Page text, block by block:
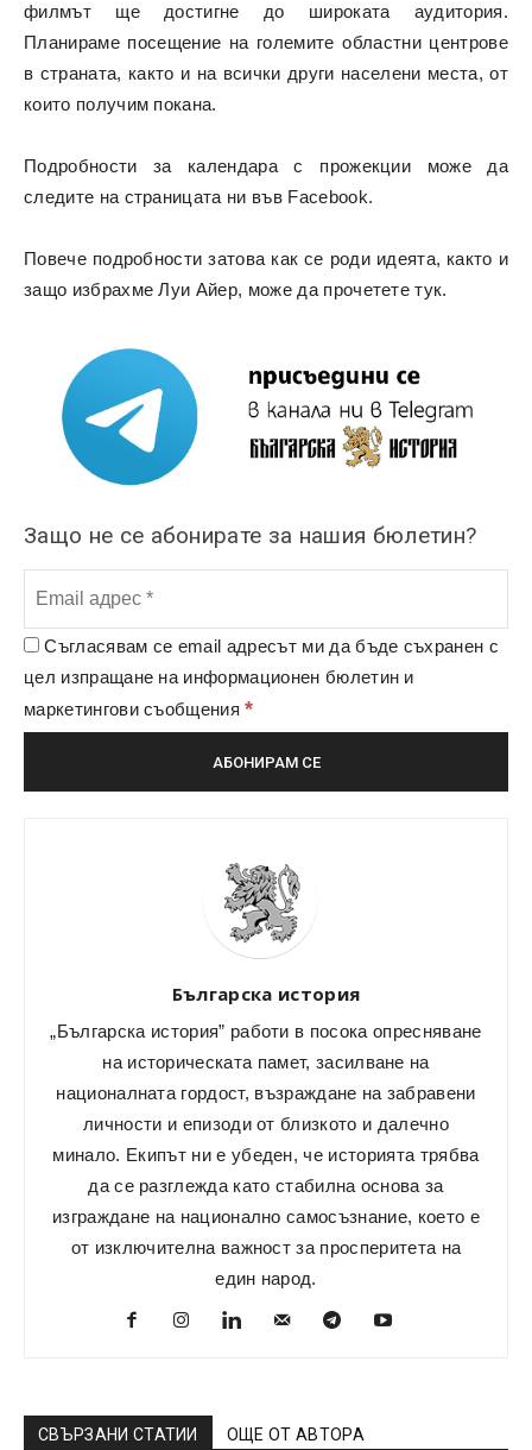
филмът ще достигне до широката аудитория.
Планираме посещение на големите областни центрове
в страната, както и на всички други населени места, от
които получим покана.
Подробности за календара с прожекции може да
следите на страницата ни във Facebook.
Повече подробности затова как се роди идеята, както и
защо избрахме Луи Айер, може да прочетететук.
Защо не се абонирате за нашия бюлетин?
Съгласявам се email адресът ми да бъде съхранен с
цел изпращане на информационен бюлетин и
маркетингови съобщения*
Българска история
„Българска история” работи в посока опресняване
на историческата памет, засилване на
националната гордост, възраждане на забравени
личности и епизоди от близкото и далечно
минало. Екипът ни е убеден, че историята трябва
да се разглежда като стабилна основа за
изграждане на национално самосъзнание, което е
от изключителна важност за просперитета на
един народ.
СВЪРЗАНИ СТАТИИ ОЩЕ ОТ АВТОРА